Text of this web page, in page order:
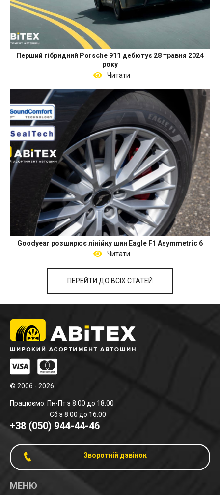
Перший гібридний Porsche 911 дебютує 28 травня 2024
року
Читати
Goodyear розширює лінійку шин Eagle F1 Asymmetric 6
Читати
ПЕРЕЙТИ ДО ВСІХ СТАТЕЙ
© 2006 - 2026
Працюємо: Пн-Пт з 8.00 до 18.00
Сб з 8.00 до 16.00
+38 (050) 944-44-46
Зворотній дзвінок
МЕНЮ